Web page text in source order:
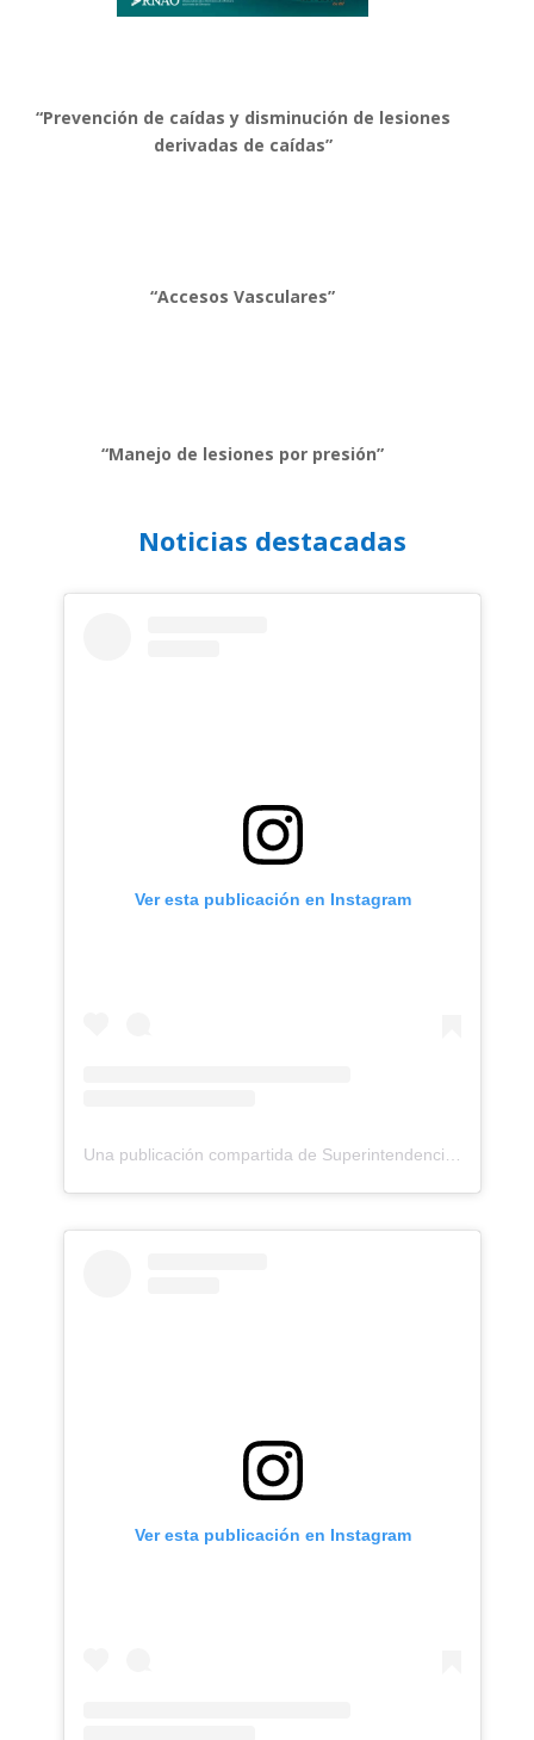
“Prevención de caídas y disminución de lesiones
derivadas de caídas”
“Accesos Vasculares”
“Manejo de lesiones por presión”
Noticias destacadas
Ver esta publicación en Instagram
Ver esta publicación en Instagram